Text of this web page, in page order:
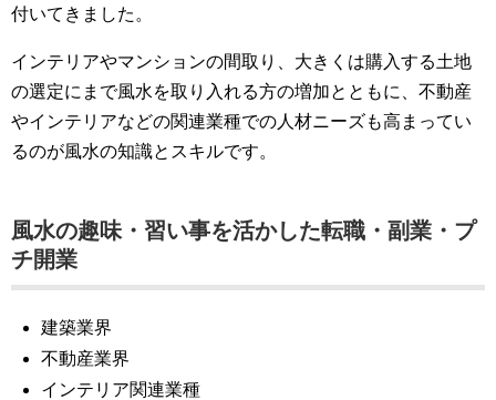
付いてきました。
インテリアやマンションの間取り、大きくは購入する土地
の選定にまで風水を取り入れる方の増加とともに、不動産
やインテリアなどの関連業種での人材ニーズも高まってい
るのが風水の知識とスキルです。
風水の趣味・習い事を活かした転職・副業・プ
チ開業
建築業界
不動産業界
インテリア関連業種